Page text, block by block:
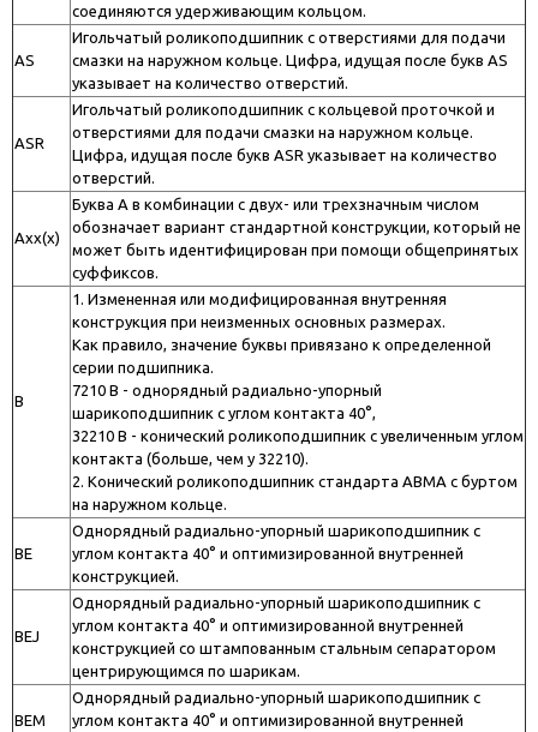
соединяются удерживающим кольцом.
AS
Игольчатый роликоподшипник с отверстиями для подачи
смазки на наружном кольце. Цифра, идущая после букв AS
указывает на количество отверстий.
ASR
Игольчатый роликоподшипник с кольцевой проточкой и
отверстиями для подачи смазки на наружном кольце.
Цифра, идущая после букв ASR указывает на количество
отверстий.
Axx(x)
Буква A в комбинации с двух- или трехзначным числом
обозначает вариант стандартной конструкции, который не
может быть идентифицирован при помощи общепринятых
суффиксов.
B
1. Измененная или модифицированная внутренняя
конструкция при неизменных основных размерах.
Как правило, значение буквы привязано к определенной
серии подшипника.
7210 B - однорядный радиально-упорный
шарикоподшипник с углом контакта 40°,
32210 B - конический роликоподшипник с увеличенным углом
контакта (больше, чем у 32210).
2. Конический роликоподшипник стандарта ABMA с буртом
на наружном кольце.
BE
Однорядный радиально-упорный шарикоподшипник с
углом контакта 40° и оптимизированной внутренней
конструкцией.
BEJ
Однорядный радиально-упорный шарикоподшипник с
углом контакта 40° и оптимизированной внутренней
конструкцией со штампованным стальным сепаратором
центрирующимся по шарикам.
BEM
Однорядный радиально-упорный шарикоподшипник с
углом контакта 40° и оптимизированной внутренней